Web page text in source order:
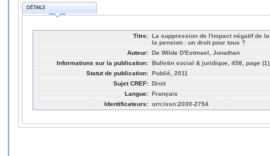
DÉTAILS
Titre: La suppression de l'impact négatif de
la pension : un droit pour tous ?
Auteur: De Wilde D'Estmael, Jonathan
Informations sur la publication: Bulletin social & juridique, 458, page (1)
Statut de publication: Publié, 2011
Sujet CREF: Droit
Langue: Français
Identificateurs: urn:issn:2030-2754